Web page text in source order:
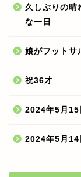
久しぶりの晴
な一日
娘がフットサ
祝36才
2024年5月15
2024年5月14